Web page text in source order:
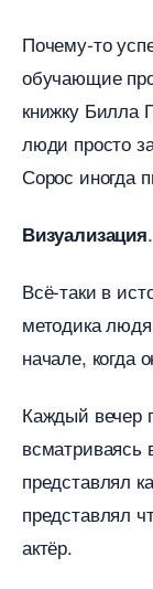
Почему-то
обучающие
книжку Билла
люди просто
Сорос иногда
изуализация.
сё-таки в
методика
начале, когда
Каждый вечер
сматриваясь
представлял
представлял
актёр.